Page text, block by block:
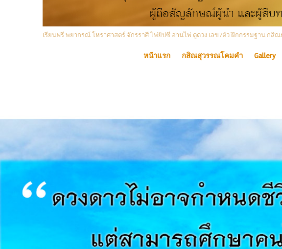
เรียนฟรี พยากรณ์ โหราศาสตร์ จักรราศี ไพ่ยิปซี อ่านไพ่ ดูดวง เลข7ตัว ฝึกกรรมฐาน กสิ
หน้าแรก กสิณสุวรรณโคมคำ Gallery